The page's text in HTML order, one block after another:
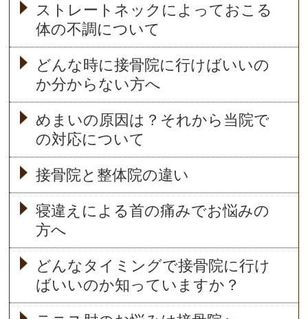
ストレートネックによっておこる
体の不調について
どんな時に接骨院に行けばいいの
か分からない方へ
めまいの原因は？それから当院で
の対応について
接骨院と整体院の違い
寝違えによる首の痛みでお悩みの
方へ
どんなタイミングで接骨院に行け
ばいいのか知っていますか？